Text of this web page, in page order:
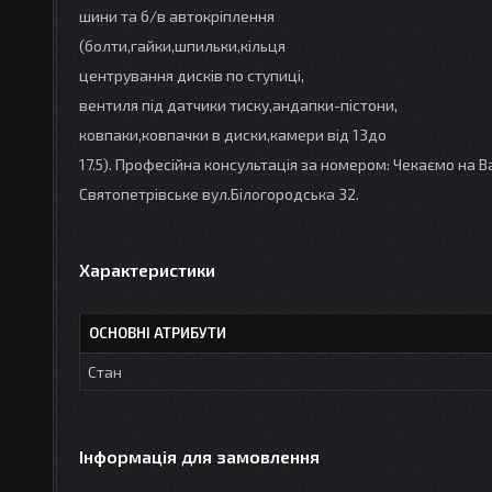
шини та б/в автокріплення
(болти,гайки,шпильки,кільця
центрування дисків по ступиці,
вентиля під датчики тиску,андапки-пістони,
ковпаки,ковпачки в диски,камери від 13до
17.5). Професійна консультація за номером: Чекаємо на
Святопетрівське вул.Білогородська 32.
Характеристики
ОСНОВНІ АТРИБУТИ
Стан
Інформація для замовлення